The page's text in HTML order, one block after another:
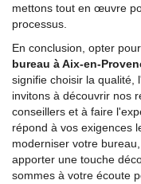
mettons tout en œuvre
processus.
En conclusion, opter
bureau à Aix-en-
signifie choisir la qualité,
invitons à découvrir nos
conseillers et à faire
répond à vos exigences
moderniser votre
apporter une touche
sommes à votre écoute